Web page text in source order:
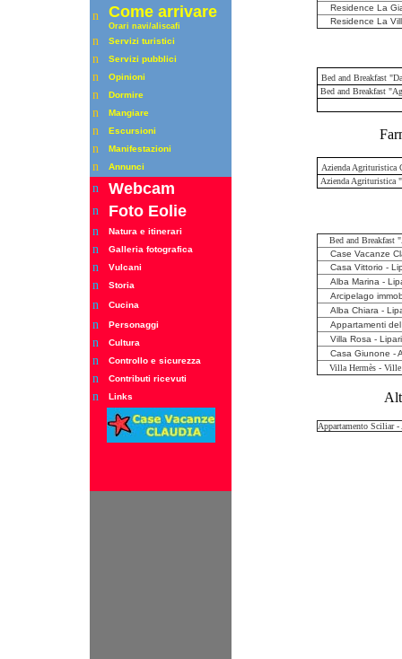
n Come arrivare
Orari navi/aliscafi
n Servizi turistici
n Servizi pubblici
n Opinioni
n Dormire
n Mangiare
n Escursioni
n Manifestazioni
n Annunci
n Webcam
n Foto Eolie
n Natura e itinerari
n Galleria fotografica
n Vulcani
n Storia
n Cucina
n Personaggi
n Cultura
n Controllo e sicurezza
n Contributi ricevuti
n Links
Residence La
Residence La
Bed and Breakfast
Bed and Breakfast
Azienda Agrituristica
Azienda Agrituristica
Bed and Breakfast
Case Vacanze
Casa Vittorio -
Alba Marina -
Arcipelago
Alba Chiara -
Appartamenti
Villa Rosa - Lipari
Casa Giunone -
Villa Hermès -
Appartamento Sciliar